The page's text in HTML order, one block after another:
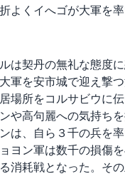
よくイへゴが大軍を
は契丹の無礼な態度
軍を安市城で迎え撃
場所をコルサビウに
や高句麗への気持ち
は、自ら３千の兵を
ヨン軍は数千の損傷
消耗戦となった。そ